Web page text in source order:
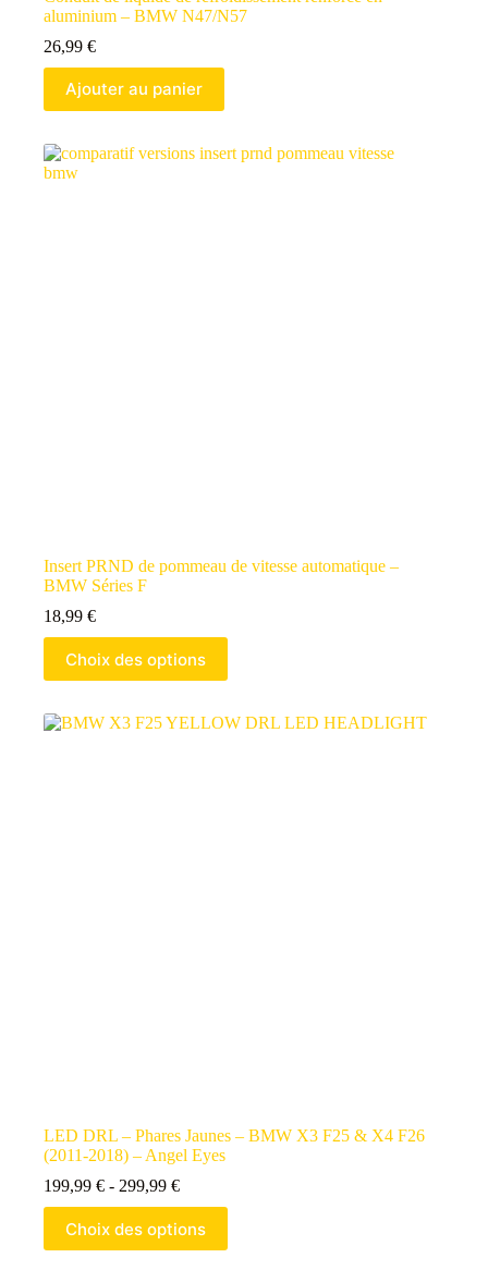
aluminium – BMW N47/N57
26,99 €
Ajouter au panier
Insert PRND de pommeau de vitesse automatique –
BMW Séries F
18,99 €
Choix des options
LED DRL – Phares Jaunes – BMW X3 F25 & X4 F26
(2011-2018) – Angel Eyes
199,99 € - 299,99 €
Choix des options